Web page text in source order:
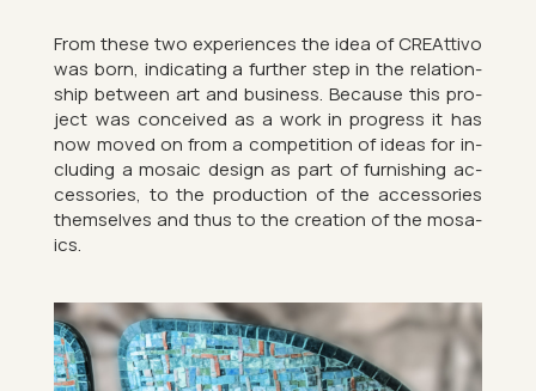
From these two ex­per­i­ences the idea of CRE­At­tivo
was born, in­dic­at­ing a fur­ther step in the re­la­tion­
ship between art and busi­ness. Be­cause this pro­
ject was con­ceived as a work in pro­gress it has
now moved on from a com­pet­i­tion of ideas for in­
clud­ing a mo­saic design as part of fur­nish­ing ac­
cessor­ies, to the pro­duc­tion of the ac­cessor­ies
them­selves and thus to the cre­ation of the mo­sa­
ics.